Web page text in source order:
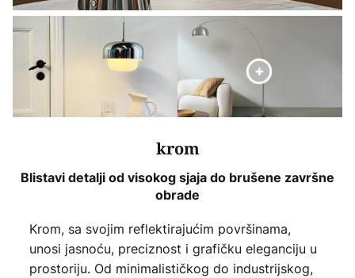
krom
Blistavi detalji od visokog sjaja do brušene završne
obrade
Krom, sa svojim reflektirajućim površinama,
unosi jasnoću, preciznost i grafičku eleganciju u
prostoriju. Od minimalističkog do industrijskog,